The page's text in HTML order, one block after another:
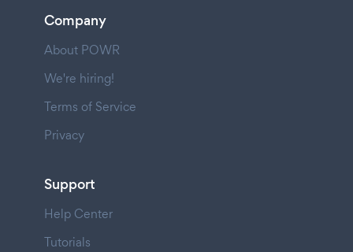
Company
About POWR
We're hiring!
Terms of Service
Privacy
Support
Help Center
Tutorials